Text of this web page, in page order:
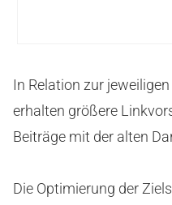
In Relation zur
erhalten größere
Beiträge mit der alten
Die Optimierung der